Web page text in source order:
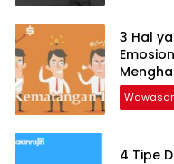
3 Hal
4 Tipe